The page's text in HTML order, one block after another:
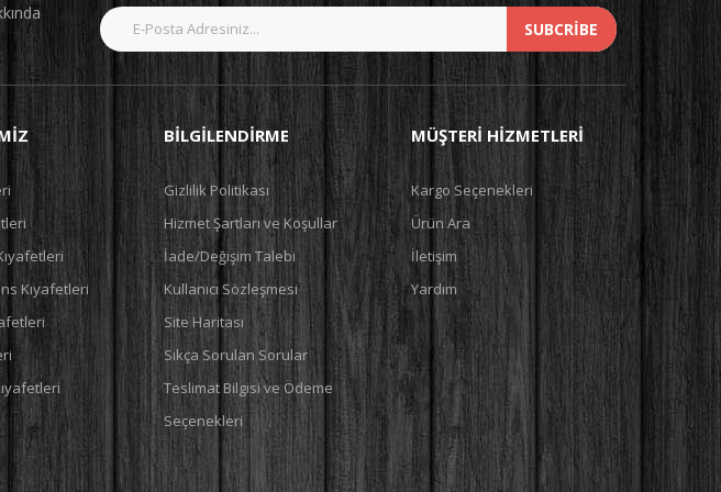
SUBCRIBE
Kıyafetleri
BILGILENDIRME
Gizlilik Politikası
Hizmet Şartları ve Koşullar
İade/Değişim Talebi
Kullanıcı Sözleşmesi
Site Haritası
Sıkça Sorulan Sorular
Teslimat Bilgisi ve Ödeme
Seçenekleri
MÜŞTERI HIZMETLERI
Kargo Seçenekleri
Ürün Ara
İletişim
Yardım